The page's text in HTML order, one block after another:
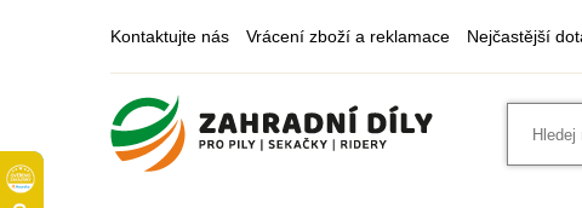
Kontaktujte nás Vrácení zboží a reklamace Nejčastější